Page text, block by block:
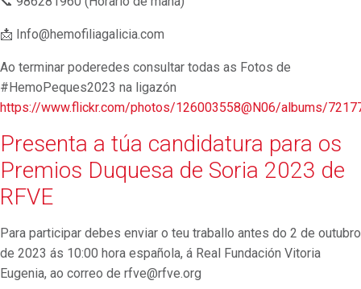
📩 Info@hemofiliagalicia.com
Ao terminar poderedes consultar todas as Fotos de
#HemoPeques2023 na ligazón
https://www.flickr.com/photos/126003558@N06/albums/
Presenta a túa candidatura para os
Premios Duquesa de Soria 2023 de
RFVE
Para participar debes enviar o teu traballo antes do 2 de outubro
de 2023 ás 10:00 hora española, á Real Fundación Vitoria
Eugenia, ao correo de rfve@rfve.org